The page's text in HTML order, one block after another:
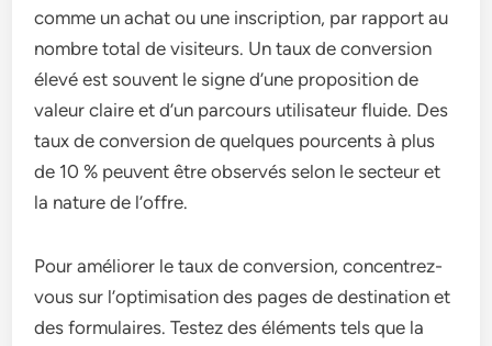
comme un achat ou une inscription, par rapport au
nombre total de visiteurs. Un taux de conversion
élevé est souvent le signe d’une proposition de
valeur claire et d’un parcours utilisateur fluide. Des
taux de conversion de quelques pourcents à plus
de 10 % peuvent être observés selon le secteur et
la nature de l’offre.
Pour améliorer le taux de conversion, concentrez-
vous sur l’optimisation des pages de destination et
des formulaires. Testez des éléments tels que la